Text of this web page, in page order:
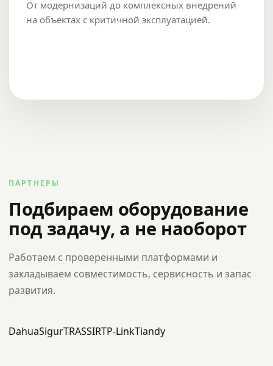
От модернизаций до комплексных внедрений
на объектах с критичной эксплуатацией.
ПАРТНЕРЫ
Подбираем оборудование
под задачу, а не наоборот
Работаем с проверенными платформами и
закладываем совместимость, сервисность и запас
развития.
DahuaSigurTRASSIRTP-LinkTiandy